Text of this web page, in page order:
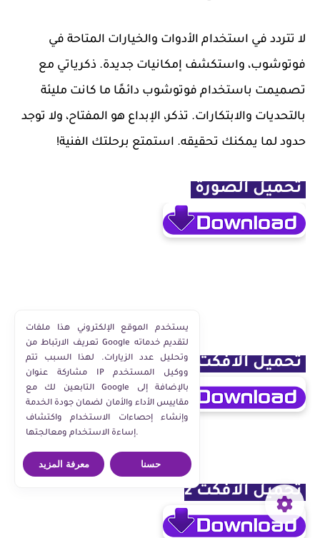
لا تتردد في استخدام الأدوات والخيارات المتاحة في
فوتوشوب، واستكشف إمكانيات جديدة. ذكرياتي مع
تصميمت باستخدام فوتوشوب دائمًا ما كانت مليئة
بالتحديات والابتكارات. تذكر، الإبداع هو المفتاح، ولا توجد
حدود لما يمكنك تحقيقه. استمتع برحلتك الفنية!
تحميل الصورة
تحميل الافكت 1
تحميل الافكت 2
يستخدم الموقع الإلكتروني هذا ملفات
تعريف الارتباط من Google لتقديم خدماته
وتحليل عدد الزيارات. لهذا السبب تتم
مشاركة عنوان IP ووكيل المستخدم
التابعين لك مع Google بالإضافة إلى
مقاييس الأداء والأمان لضمان جودة الخدمة
وإنشاء إحصاءات الاستخدام واكتشاف
إساءة الاستخدام ومعالجتها.
معرفة المزيد حسنا